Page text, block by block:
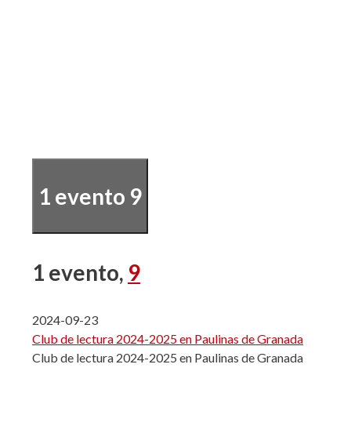
1 evento 9
1 evento, 9
2024-09-23
Club de lectura 2024-2025 en Paulinas de Granada
Club de lectura 2024-2025 en Paulinas de Granada